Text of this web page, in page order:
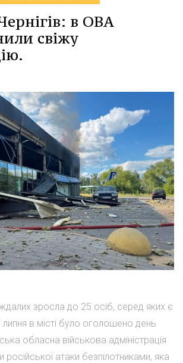
в ОВА
свіжу
зросла до 25 осіб, серед яких є
липня в місті було оголошено день
обласна військова адміністрація
російської атаки безпілотниками, яка